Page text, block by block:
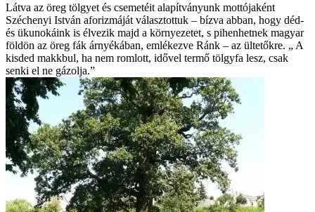
Látva az öreg tölgyet és csemetéit alapítványunk mottójaként
Széchenyi István aforizmáját választottuk – bízva abban, hogy déd-
és ükunokáink is élvezik majd a környezetet, s pihenhetnek magyar
földön az öreg fák árnyékában, emlékezve Ránk – az ültetőkre. „ A
kisded makkbul, ha nem romlott, idővel termő tölgyfa lesz, csak
senki el ne gázolja.”